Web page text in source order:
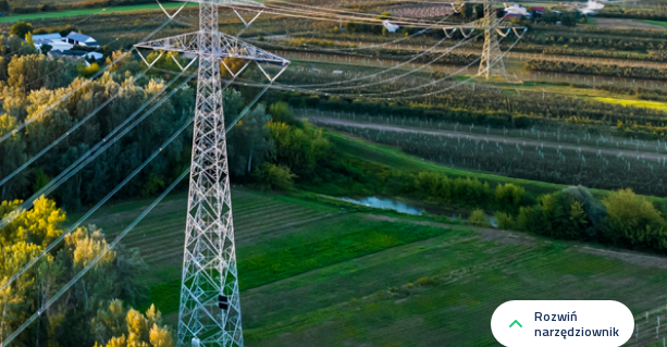
Rozwiń
narzędziownik